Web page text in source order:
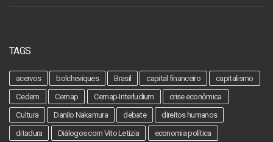
TAGS
acervos bolcheviques Brasil capital financeiro
capitalismo
Cedem
Cemap Cemap-Interludium
crise econômica
Cultura
Danilo Nakamura debate
direitos humanos
ditadura
Diálogos com Vito Letizia
economia política